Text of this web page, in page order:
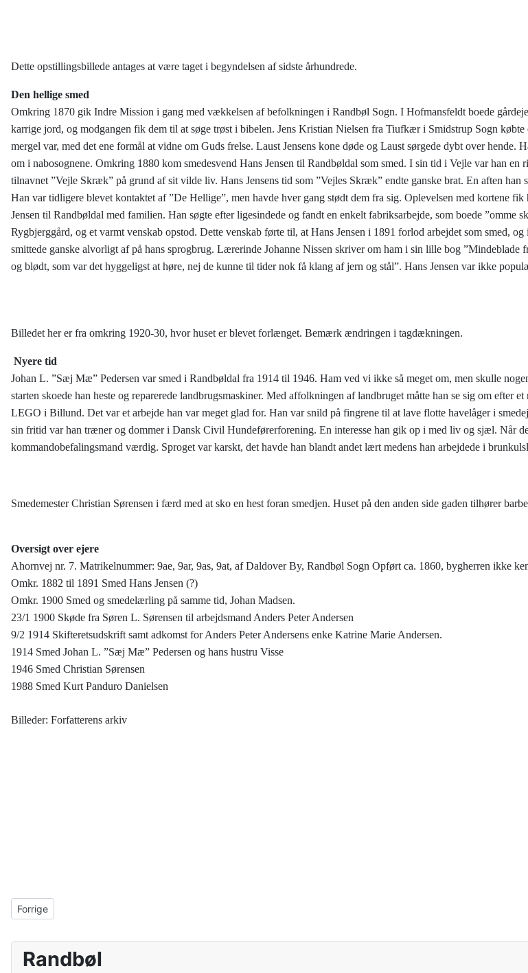
Dette opstillingsbillede antages at være taget i begyndelsen af sidste århundrede.
Den hellige smed
Omkring 1870 gik Indre Mission i gang med vækkelsen af befolkningen i Randbøl Sogn. I Hofmansfeldt boede
karrige jord, og modgangen fik dem til at søge trøst i bibelen. Jens Kristian Nielsen fra Tiufkær i Smidstrup Sogn
mergel var, med det ene formål at vidne om Guds frelse. Laust Jensens kone døde og Laust sørgede dybt over
om i nabosognene. Omkring 1880 kom smedesvend Hans Jensen til Randbøldal som smed. I sin tid i Vejle var han
tilnavnet ”Vejle Skræk” på grund af sit vilde liv. Hans Jensens tid som ”Vejles Skræk” endte ganske brat. En aften
Han var tidligere blevet kontaktet af ”De Hellige”, men havde hver gang stødt dem fra sig. Oplevelsen med kortene
Jensen til Randbøldal med familien. Han søgte efter ligesindede og fandt en enkelt fabriksarbejde, som boede ”omme
Rygbjerggård, og et varmt venskab opstod. Dette venskab førte til, at Hans Jensen i 1891 forlod arbejdet som smed,
smittede ganske alvorligt af på hans sprogbrug. Lærerinde Johanne Nissen skriver om ham i sin lille bog
og blødt, som var det hyggeligst at høre, nej de kunne til tider nok få klang af jern og stål”. Hans Jensen var ikke
Billedet her er fra omkring 1920-30, hvor huset er blevet forlænget. Bemærk ændringen i tagdækningen.
Nyere tid
Johan L. ”Sæj Mæ” Pedersen var smed i Randbøldal fra 1914 til 1946. Ham ved vi ikke så meget om, men skulle
starten skoede han heste og reparerede landbrugsmaskiner. Med affolkningen af landbruget måtte han se sig om efter
LEGO i Billund. Det var et arbejde han var meget glad for. Han var snild på fingrene til at lave flotte havelåger i
sin fritid var han træner og dommer i Dansk Civil Hundeførerforening. En interesse han gik op i med liv og sjæl. Når
kommandobefalingsmand værdig. Sproget var karskt, det havde han blandt andet lært medens han arbejdede i
Smedemester Christian Sørensen i færd med at sko en hest foran smedjen. Huset på
Oversigt over ejere
Ahornvej nr. 7. Matrikelnummer: 9ae, 9ar, 9as, 9at, af Daldover By, Randbøl Sogn Opført ca. 1860, bygherren ikke
Omkr. 1882 til 1891 Smed Hans Jensen (?)
Omkr. 1900 Smed og smedelærling på samme tid, Johan Madsen.
23/1 1900 Skøde fra Søren L. Sørensen til arbejdsmand Anders Peter Andersen
9/2 1914 Skifteretsudskrift samt adkomst for Anders Peter Andersens enke Katrine Marie Andersen.
1914 Smed Johan L. ”Sæj Mæ” Pedersen og hans hustru Visse
1946 Smed Christian Sørensen
1988 Smed Kurt Panduro Danielsen
Billeder: Forfatterens arkiv
Forrige artikel: Postkort fra Randbøldal
Forrige
Randbøl